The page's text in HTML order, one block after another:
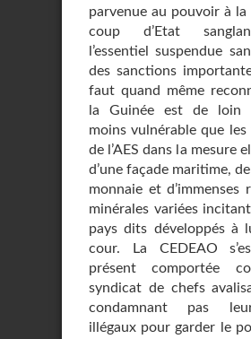
parvenue au pouvoir à la
coup d’Etat
l’essentiel suspendue
des sanctions
faut quand même
la Guinée est de loin
moins vulnérable que
de l’AES dans la mesure
d’une façade maritime,
monnaie et d’immenses
minérales variées
pays dits développés à
cour. La CEDEAO
présent comportée
syndicat de chefs
condamnant pas
illégaux pour garder le